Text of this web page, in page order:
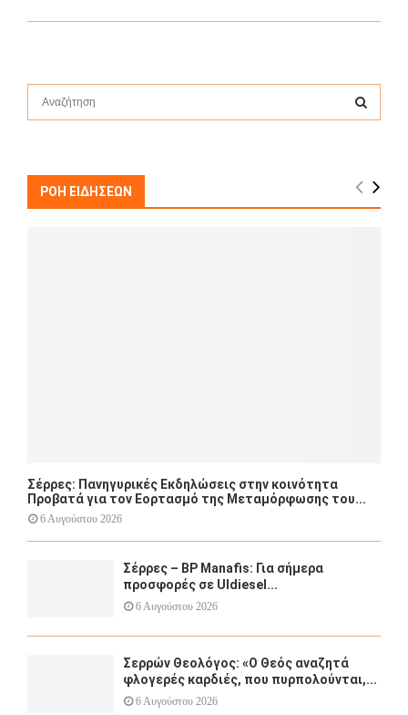
f
A
ΡΟΗ ΕΙΔΗΣΕΩΝ
Σέρρες: Πανηγυρικές Εκδηλώσεις στην κοινότητα
Προβατά για τον Εορτασμό της Μεταμόρφωσης του...
6 Αυγούστου 2026
Σέρρες – BP Manafis: Για σήμερα
προσφορές σε Uldiesel...
6 Αυγούστου 2026
Σερρών Θεολόγος: «Ο Θεός αναζητά
φλογερές καρδιές, που πυρπολούνται,...
6 Αυγούστου 2026